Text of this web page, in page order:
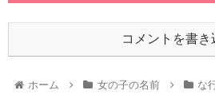
コメントを書き
ホーム 女の子の名前 な